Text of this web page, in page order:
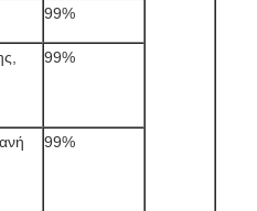
99%
99%
99%